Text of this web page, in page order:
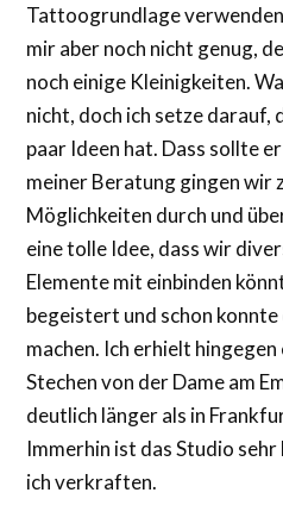
Tattoogrundlage
mir aber noch nicht genug,
noch einige Kleinigkeiten.
nicht, doch ich setze darauf,
paar Ideen hat. Dass sollte
meiner Beratung gingen wir
Möglichkeiten durch und
eine tolle Idee, dass wir
Elemente mit einbinden
begeistert und schon konnte
machen. Ich erhielt hingegen
Stechen von der Dame am
deutlich länger als in
Immerhin ist das Studio
ich verkraften.